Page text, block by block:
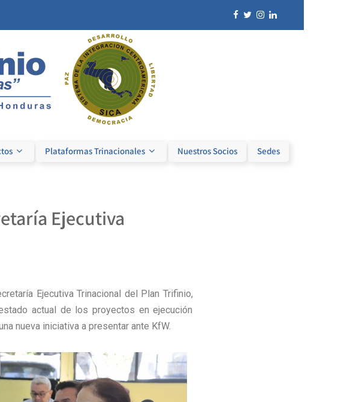
Plataformas Trinacionales Nuestros Socios Sedes
Ejecutiva
Ejecutiva Trinacional del Plan Trifinio,
actual de los proyectos en ejecución
nueva iniciativa a presentar ante KfW.